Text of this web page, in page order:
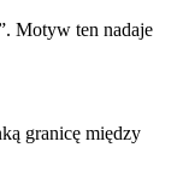
Motyw ten nadaje
granicę między